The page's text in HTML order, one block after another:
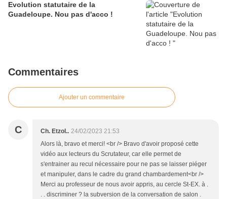
Evolution statutaire de la
Guadeloupe. Nou pas d'acco !
Commentaires
Ajouter un commentaire
C Ch. Etzol.. 24/02/2023 21:53
Alors là, bravo et merci! <br /> Bravo d'avoir proposé cette
vidéo aux lecteurs du Scrutateur, car elle permet de
s'entrainer au recul nécessaire pour ne pas se laisser piéger
et manipuler, dans le cadre du grand chambardement<br />
Merci au professeur de nous avoir appris, au cercle St-EX. à .
. . discriminer ? la subversion de la conversation de salon .